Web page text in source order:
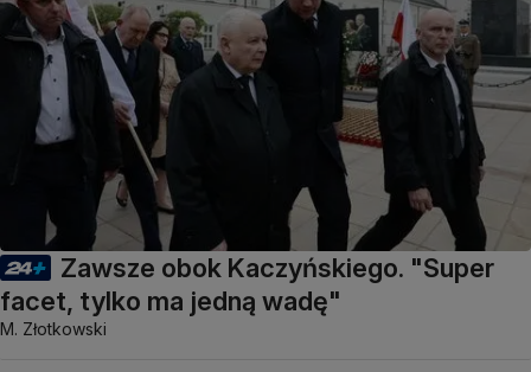
Zawsze obok Kaczyńskiego. "Super
facet, tylko ma jedną wadę"
M. Złotkowski